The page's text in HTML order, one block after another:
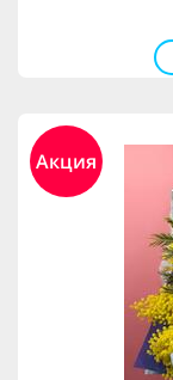
Акция